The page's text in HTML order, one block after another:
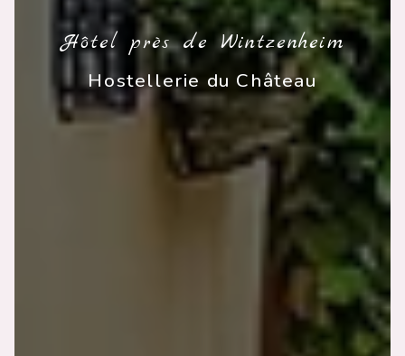
Hôtel près de Wintzenheim
Hostellerie du Château